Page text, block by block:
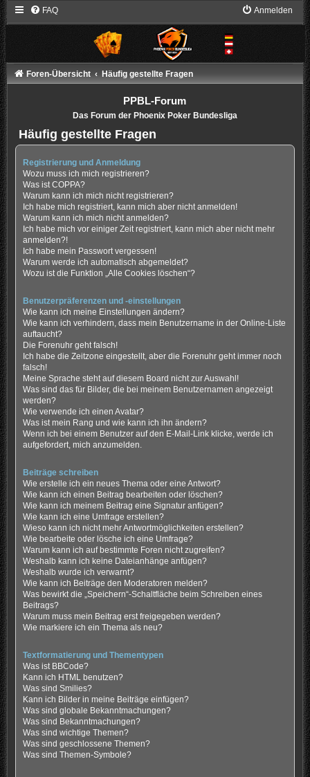
FAQ Anmelden
Foren-Übersicht Häufig gestellte Fragen
PPBL-Forum
Das Forum der Phoenix Poker Bundesliga
Häufig gestellte Fragen
Registrierung und Anmeldung
Wozu muss ich mich registrieren?
Was ist COPPA?
Warum kann ich mich nicht registrieren?
Ich habe mich registriert, kann mich aber nicht anmelden!
Warum kann ich mich nicht anmelden?
Ich habe mich vor einiger Zeit registriert, kann mich aber nicht mehr
anmelden?!
Ich habe mein Passwort vergessen!
Warum werde ich automatisch abgemeldet?
Wozu ist die Funktion „Alle Cookies löschen“?
Benutzerpräferenzen und -einstellungen
Wie kann ich meine Einstellungen ändern?
Wie kann ich verhindern, dass mein Benutzername in der Online-Liste
auftaucht?
Die Forenuhr geht falsch!
Ich habe die Zeitzone eingestellt, aber die Forenuhr geht immer noch
falsch!
Meine Sprache steht auf diesem Board nicht zur Auswahl!
Was sind das für Bilder, die bei meinem Benutzernamen angezeigt
werden?
Wie verwende ich einen Avatar?
Was ist mein Rang und wie kann ich ihn ändern?
Wenn ich bei einem Benutzer auf den E-Mail-Link klicke, werde ich
aufgefordert, mich anzumelden.
Beiträge schreiben
Wie erstelle ich ein neues Thema oder eine Antwort?
Wie kann ich einen Beitrag bearbeiten oder löschen?
Wie kann ich meinem Beitrag eine Signatur anfügen?
Wie kann ich eine Umfrage erstellen?
Wieso kann ich nicht mehr Antwortmöglichkeiten erstellen?
Wie bearbeite oder lösche ich eine Umfrage?
Warum kann ich auf bestimmte Foren nicht zugreifen?
Weshalb kann ich keine Dateianhänge anfügen?
Weshalb wurde ich verwarnt?
Wie kann ich Beiträge den Moderatoren melden?
Was bewirkt die „Speichern“-Schaltfläche beim Schreiben eines
Beitrags?
Warum muss mein Beitrag erst freigegeben werden?
Wie markiere ich ein Thema als neu?
Textformatierung und Thementypen
Was ist BBCode?
Kann ich HTML benutzen?
Was sind Smilies?
Kann ich Bilder in meine Beiträge einfügen?
Was sind globale Bekanntmachungen?
Was sind Bekanntmachungen?
Was sind wichtige Themen?
Was sind geschlossene Themen?
Was sind Themen-Symbole?